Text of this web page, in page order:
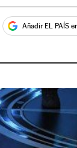
Añadir EL PAÍS